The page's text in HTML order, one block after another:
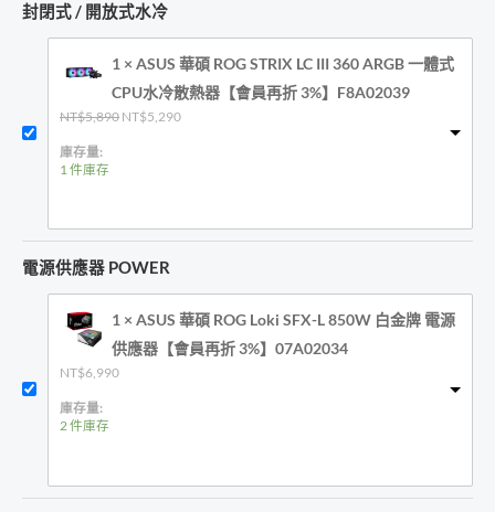
封閉式 / 開放式水冷
1 × ASUS 華碩 ROG STRIX LC III 360 ARGB 一體式
CPU水冷散熱器【會員再折 3%】F8A02039
NT$5,890 原
NT$5,290目
庫存量:
1 件庫存
電源供應器 POWER
1 × ASUS 華碩 ROG Loki SFX-L 850W 白金牌 電源
供應器【會員再折 3%】07A02034
NT$6,990
庫存量:
2 件庫存